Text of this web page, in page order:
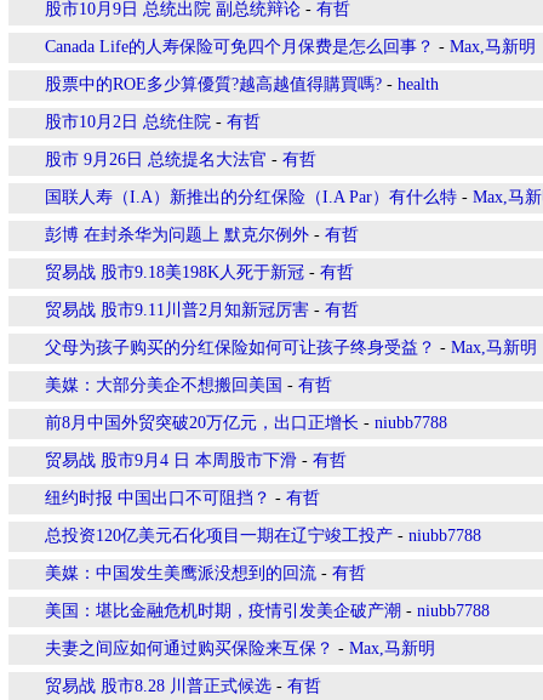
股市10月9日 总统出院 副总统辩论 - 有哲
Canada Life的人寿保险可免四个月保费是怎么回事？ - Max,马新明
股票中的ROE多少算優質?越高越值得購買嗎? - health
股市10月2日 总统住院 - 有哲
股市 9月26日 总统提名大法官 - 有哲
国联人寿（I.A）新推出的分红保险（I.A Par）有什么特 - Max,马
彭博 在封杀华为问题上 默克尔例外 - 有哲
贸易战 股市9.18美198K人死于新冠 - 有哲
贸易战 股市9.11川普2月知新冠厉害 - 有哲
父母为孩子购买的分红保险如何可让孩子终身受益？ - Max,马新明
美媒：大部分美企不想搬回美国 - 有哲
前8月中国外贸突破20万亿元，出口正增长 - niubb7788
贸易战 股市9月4 日 本周股市下滑 - 有哲
纽约时报 中国出口不可阻挡？ - 有哲
总投资120亿美元石化项目一期在辽宁竣工投产 - niubb7788
美媒：中国发生美鹰派没想到的回流 - 有哲
美国：堪比金融危机时期，疫情引发美企破产潮 - niubb7788
夫妻之间应如何通过购买保险来互保？ - Max,马新明
贸易战 股市8.28 川普正式候选 - 有哲